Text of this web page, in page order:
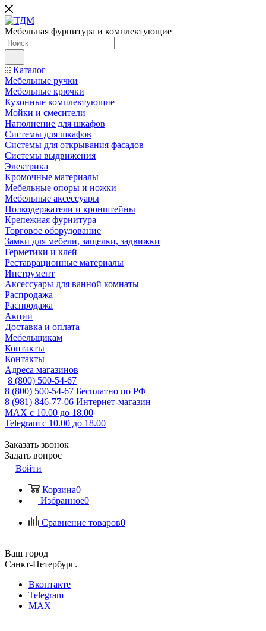
Мебельная фурнитура и комплектующие
Каталог
Мебельные ручки
Мебельные крючки
Кухонные комплектующие
Мойки и смесители
Наполнение для шкафов
Cистемы для шкафов
Системы для открывания фасадов
Системы выдвижения
Электрика
Кромочные материалы
Мебельные опоры и ножки
Мебельные аксессуары
Полкодержатели и кронштейны
Крепежная фурнитура
Торговое оборудование
Замки для мебели, защелки, задвижки
Герметики и клей
Реставрационные материалы
Инструмент
Аксессуары для ванной комнаты
Распродажа
Распродажа
Акции
Доставка и оплата
Мебельщикам
Контакты
Контакты
Адреса магазинов
8 (800) 500-54-67
8 (800) 500-54-67 Бесплатно по РФ
8 (981) 846-77-06 Интернет-магазин
MAX с 10.00 до 18.00
Telegram с 10.00 до 18.00
Заказать звонок
Задать вопрос
Войти
Корзина0
Избранное0
Сравнение товаров0
Ваш город
Санкт-Петербург
Вконтакте
Telegram
MAX